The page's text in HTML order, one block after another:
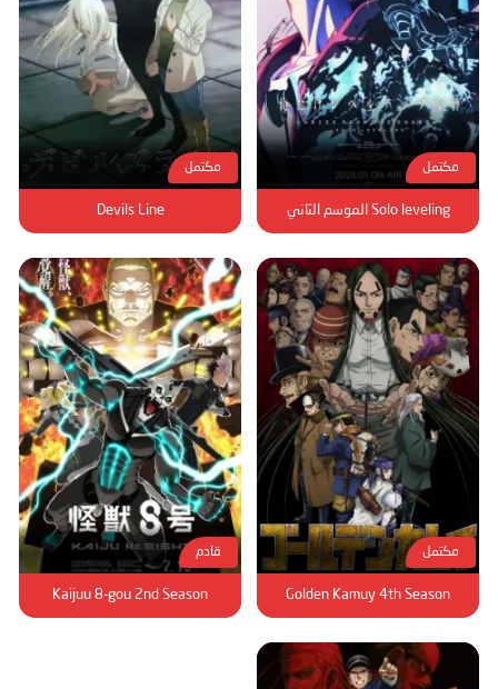
مكتمل
Solo leveling الموسم الثاني
مكتمل
Devils Line
مكتمل
Golden Kamuy 4th Season
قادم
Kaijuu 8-gou 2nd Season